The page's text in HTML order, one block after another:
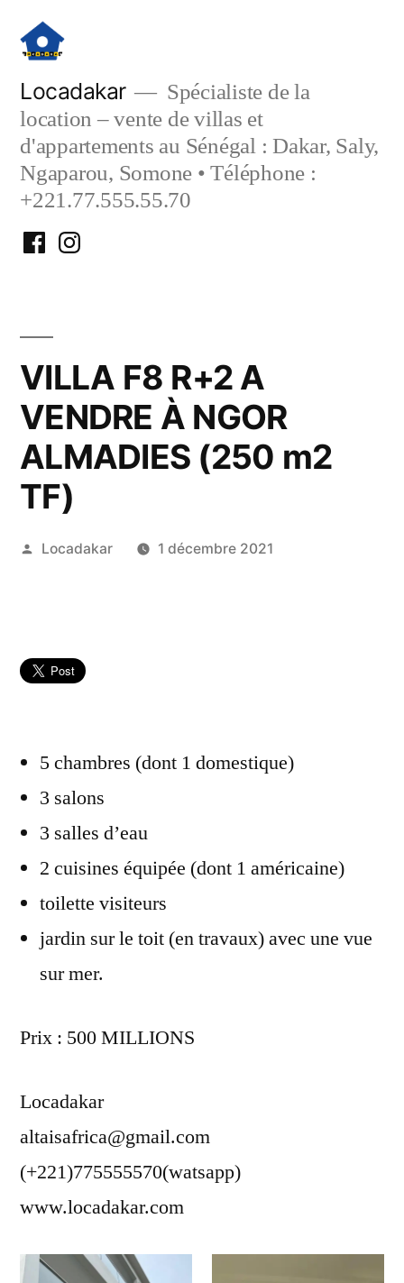
contenu
Locadakar
Spécialiste de la
location – vente de villas et
d'appartements au Sénégal : Dakar, Saly,
Ngaparou, Somone • Téléphone :
+221.77.555.55.70
FacebookInstagram
VILLA F8 R+2 A
VENDRE À NGOR
ALMADIES (250 m2
TF)
Publié
Locadakar 1 décembre 2021
5 chambres (dont 1 domestique)
3 salons
3 salles d’eau
2 cuisines équipée (dont 1 américaine)
toilette visiteurs
jardin sur le toit (en travaux) avec une vue
sur mer.
Prix : 500 MILLIONS
Locadakar
altaisafrica@gmail.com
(+221)775555570(watsapp)
www.locadakar.com